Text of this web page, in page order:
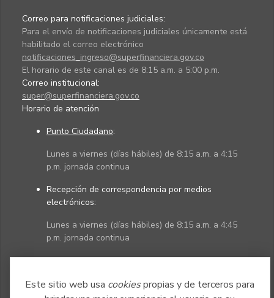
Este sitio web usa cookiespropias y de terceros para
Correo para notificaciones judiciales:
Para el envío de notificaciones judiciales únicamente está
habilitado el correo electrónico
notificaciones_ingreso@superfinanciera.gov.co
El horario de este canal es de 8:15 a.m. a 5:00 p.m.
Correo institucional:
super@superfinanciera.gov.co
Horario de atención
Punto Ciudadano:
Lunes a viernes (días hábiles) de 8:15 a.m. a 4:15
p.m. jornada continua
Recepción de correspondencia por medios
electrónicos:
Lunes a viernes (días hábiles) de 8:15 a.m. a 4:45
p.m. jornada continua